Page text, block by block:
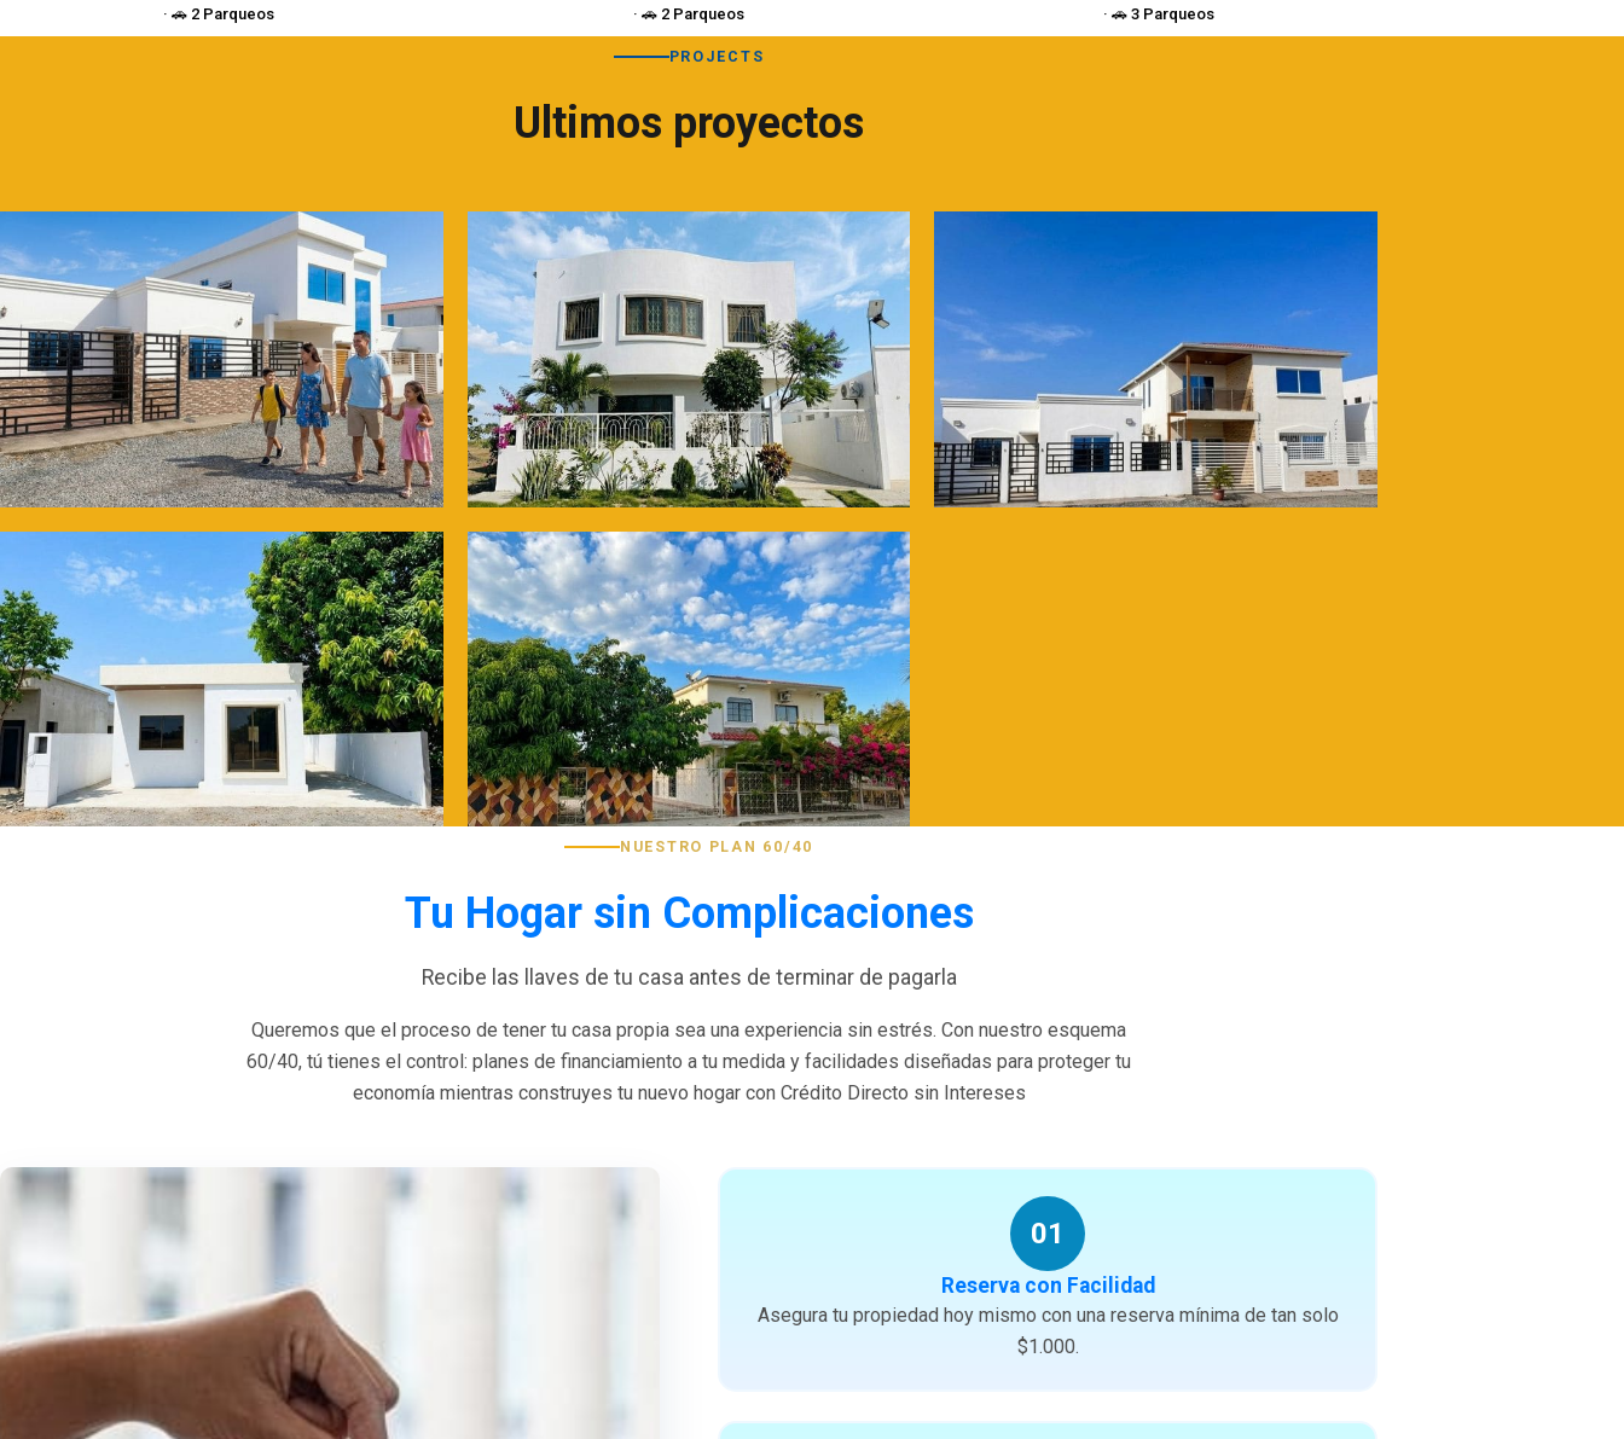
· 🚗 2 Parqueos
· 🚗 2 Parqueos
· 🚗 3 Parqueos
PROJECTS
Ultimos proyectos
NUESTRO PLAN 60/40
Tu Hogar sin Complicaciones
Recibe las llaves de tu casa antes de terminar de pagarla
Queremos que el proceso de tener tu casa propia sea una experiencia sin estrés. Con nuestro esquema
60/40, tú tienes el control: planes de financiamiento a tu medida y facilidades diseñadas para proteger tu
economía mientras construyes tu nuevo hogar con Crédito Directo sin Intereses
01
Reserva con Facilidad
Asegura tu propiedad hoy mismo con una reserva mínima de tan solo
$1.000.